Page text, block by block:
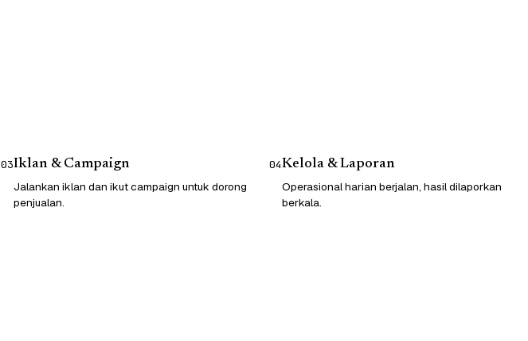
03Iklan & Campaign
Jalankan iklan dan ikut campaign untuk dorong
penjualan.
04Kelola & Laporan
Operasional harian berjalan, hasil dilaporkan
berkala.